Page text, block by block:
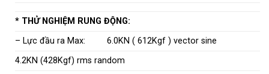
* THỬ NGHIỆM RUNG ĐỘNG:
– Lực đầu ra Max: 6.0KN ( 612Kgf ) vector sine
4.2KN (428Kgf) rms random